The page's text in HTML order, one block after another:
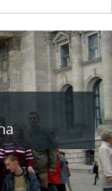
galeriach,